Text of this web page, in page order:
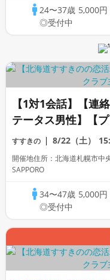
24〜37歳 5,000円
◎受付中
【1対1会話】【連
テータス男性】【
ップリングなし】
ての方も人見知り
ベートアソシエイツ
すすきの 8/22（土）
開催地住所：北海道札幌市中
SAPPORO
34〜47歳 5,000円
◎受付中